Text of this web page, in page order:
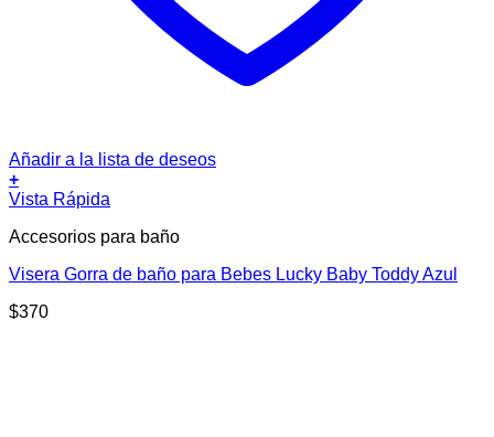
Añadir a la lista de deseos
+
Vista Rápida
Accesorios para baño
Visera Gorra de baño para Bebes Lucky Baby Toddy Azul
$370